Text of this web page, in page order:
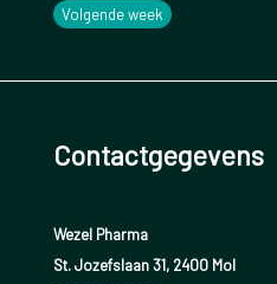
Volgende week
Contactgegevens
Wezel Pharma
St. Jozefslaan 31, 2400 Mol